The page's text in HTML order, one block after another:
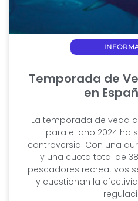
Temporada de
en
La temporada de veda
para el año 2024 ha
controversia. Con una
y una cuota total de
pescadores recreativos
y cuestionan la